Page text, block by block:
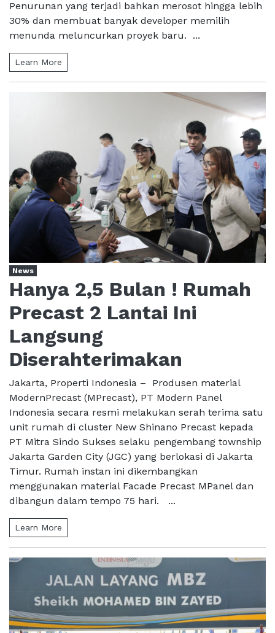
Penurunan yang terjadi bahkan merosot hingga lebih
30% dan membuat banyak developer memilih
menunda meluncurkan proyek baru. ...
Learn More
News
Hanya 2,5 Bulan ! Rumah
Precast 2 Lantai Ini
Langsung
Diserahterimakan
Jakarta, Properti Indonesia – Produsen material
ModernPrecast (MPrecast), PT Modern Panel
Indonesia secara resmi melakukan serah terima satu
unit rumah di cluster New Shinano Precast kepada
PT Mitra Sindo Sukses selaku pengembang township
Jakarta Garden City (JGC) yang berlokasi di Jakarta
Timur. Rumah instan ini dikembangkan
menggunakan material Facade Precast MPanel dan
dibangun dalam tempo 75 hari. ...
Learn More